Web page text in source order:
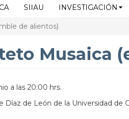
SIIAU INVESTIGACIÓN
de alientos)
Musaica
a las 20:00 hrs.
Díaz de León de la Universidad de